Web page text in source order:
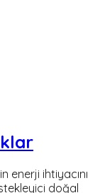
enerji ihtiyacını
doğal